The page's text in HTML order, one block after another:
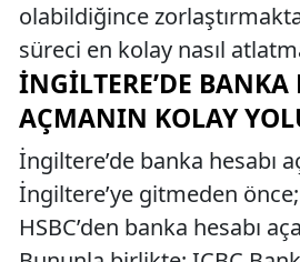
olabildiğince
süreci en kolay nasıl
İNGILTERE’DE BANKA
AÇMANIN KOLAY
İngiltere’de banka hesabı
İngiltere’ye gitmeden önce;
HSBC’den banka hesabı